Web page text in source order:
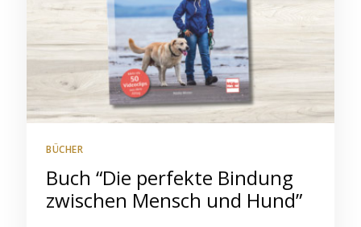
BÜCHER
Buch “Die perfekte Bindung
zwischen Mensch und Hund”